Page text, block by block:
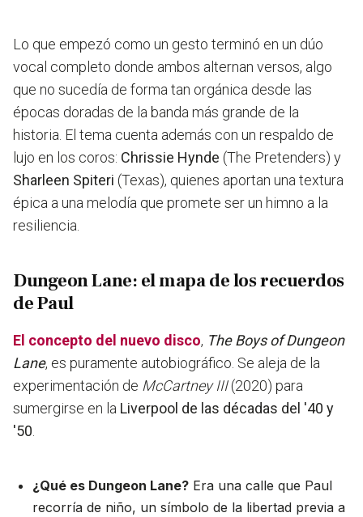
Lo que empezó como un gesto terminó en un dúo
vocal completo donde ambos alternan versos, algo
que no sucedía de forma tan orgánica desde las
épocas doradas de la banda más grande de la
historia. El tema cuenta además con un respaldo de
lujo en los coros: Chrissie Hynde (The Pretenders) y
Sharleen Spiteri (Texas), quienes aportan una textura
épica a una melodía que promete ser un himno a la
resiliencia.
Dungeon Lane: el mapa de los recuerdos
de Paul
El concepto del nuevo disco, The Boys of Dungeon
Lane, es puramente autobiográfico. Se aleja de la
experimentación de McCartney III(2020) para
sumergirse en la Liverpool de las décadas del '40 y
'50
¿Qué es Dungeon Lane? Era una calle que Paul
recorría de niño, un símbolo de la libertad previa a